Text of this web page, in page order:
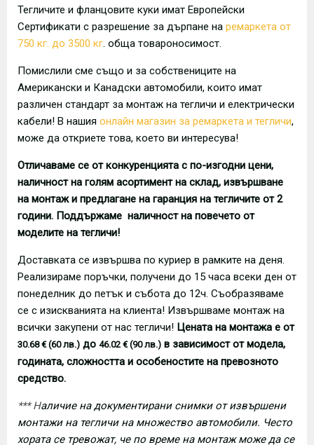
Тегличите и фланцовите куки имат Европейски
Сертификати с разрешение за дърпане на ремаркета от
750 кг. до 3500 кг. обща товароносимост.
Помислили сме също и за собствениците на
Американски и Канадски автомобили, които имат
различен стандарт за монтаж на тегличи и електрически
кабели! В нашия онлайн магазин за ремаркета и тегличи,
може да откриете това, което ви интересува!
Отличаваме се от конкуренцията с по-изгодни цени,
наличност на голям асортимент на склад, извършване
на монтаж и предлагане на гаранция на тегличите от 2
години. Поддържаме наличност на повечето от
моделите на тегличи!
Доставката се извършва по куриер в рамките на деня.
Реализираме поръчки, получени до 15 часа всеки ден от
понеделник до петък и събота до 12ч. Съобразяваме
се с изискванията на клиента! Извършваме монтаж на
всички закупени от нас тегличи! Цената на монтажа е от
30.68 € (60 лв.) до 46.02 € (90 лв.) в зависимост от модела,
годината, сложността и особеностите на превозното
средство.
*** Наличие на документирани снимки от извършени
монтажи на тегличи на множество автомобили. Често
хората се тревожат, че по време на монтаж може да се